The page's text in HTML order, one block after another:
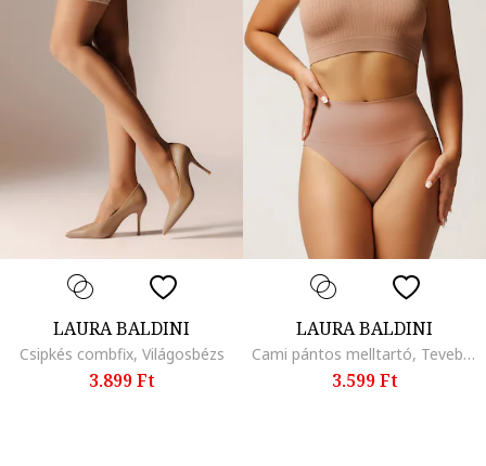
LAURA BALDINI
Csipkés combfix, Világosbézs
3.899 Ft
LAURA BALDINI
Cami pántos melltartó, Tevebarna
3.599 Ft